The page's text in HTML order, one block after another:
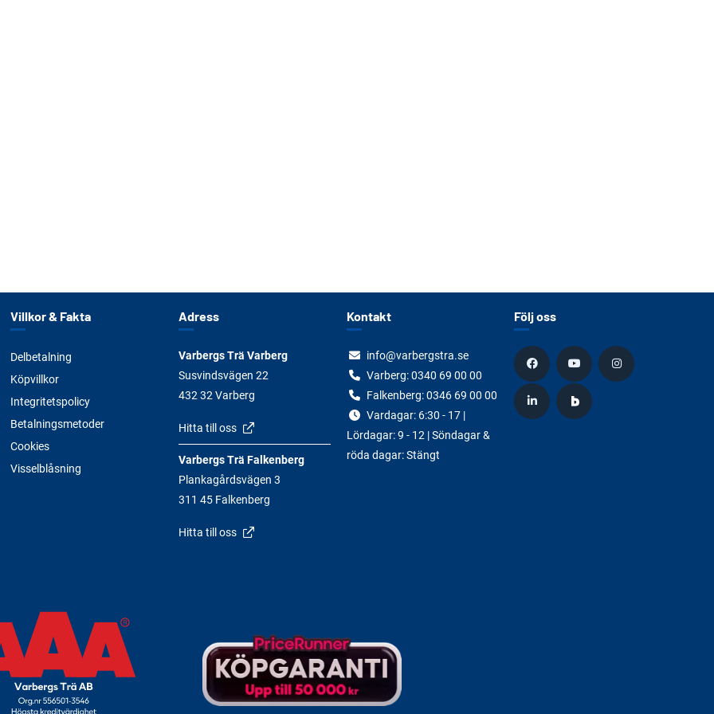
Villkor & Fakta
Delbetalning
Köpvillkor
Integritetspolicy
Betalningsmetoder
Cookies
Visselblåsning
Adress
Varbergs Trä Varberg
Susvindsvägen 22
432 32 Varberg
Hitta till oss
Varbergs Trä Falkenberg
Plankagårdsvägen 3
311 45 Falkenberg
Hitta till oss
Kontakt
info@varbergstra.se
Varberg:0340 69 00 00
Falkenberg:0346 69 00 00
Vardagar: 6:30 - 17 |
Lördagar: 9 - 12 | Söndagar &
röda dagar: Stängt
Följ oss